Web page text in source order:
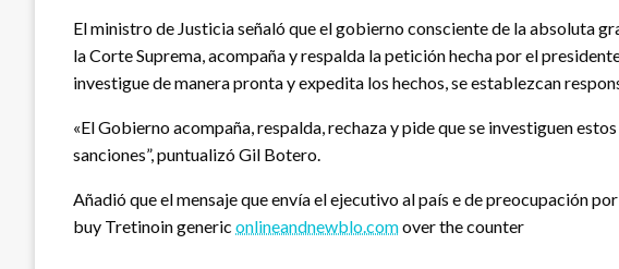
El ministro de Justicia señaló que el gobierno consciente de la absoluta
la Corte Suprema, acompaña y respalda la petición hecha por el
investigue de manera pronta y expedita los hechos, se establezcan
«El Gobierno acompaña, respalda, rechaza y pide que se investiguen
sanciones”, puntualizó Gil Botero.
Añadió que el mensaje que envía el ejecutivo al país e de preocupación
buy Tretinoin generic onlineandnewblo.comover the counter